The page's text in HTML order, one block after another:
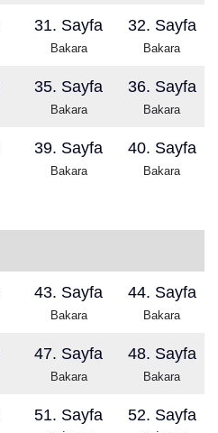
31. Sayfa
Bakara
32. Sayfa
Bakara
35. Sayfa
Bakara
36. Sayfa
Bakara
39. Sayfa
Bakara
40. Sayfa
Bakara
43. Sayfa
Bakara
44. Sayfa
Bakara
47. Sayfa
Bakara
48. Sayfa
Bakara
51. Sayfa 52. Sayfa